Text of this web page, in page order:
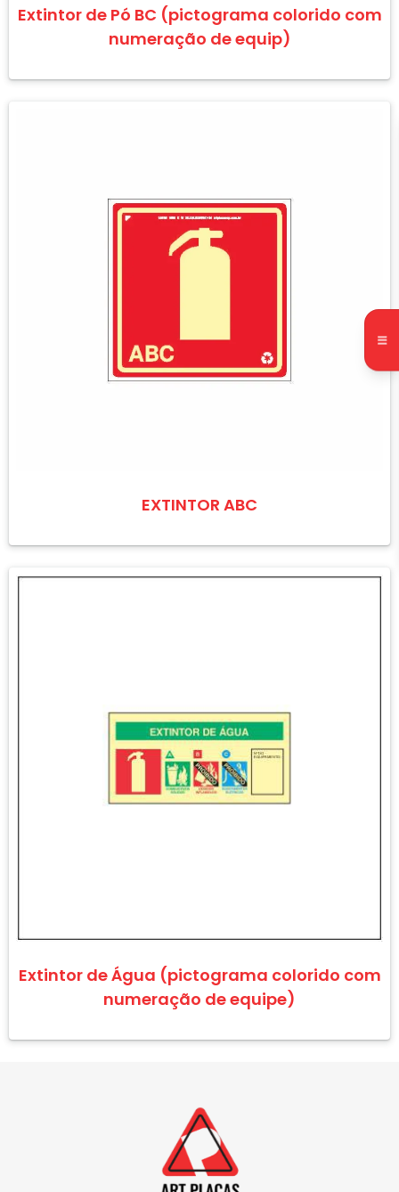
Extintor de Pó BC (pictograma colorido com
numeração de equip)
EXTINTOR ABC
Extintor de Água (pictograma colorido com
numeração de equipe)